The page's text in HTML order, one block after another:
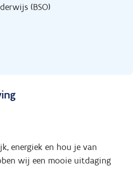
(BSO)
energiek en hou je van
wij een mooie uitdaging